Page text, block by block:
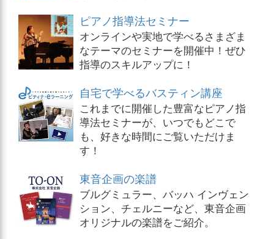
ピアノ指導法セミナー
オンラインや実地で学べるさまざま
なテーマのセミナーを開催中！ぜひ
指導のスキルアップに！
自宅で学べるバスティン講座
これまでに開催した豊富なピアノ指
導法セミナーが、いつでもどこで
も、好きな時間にご覧いただけま
す！
東音企画の楽譜
ブルグミュラー、バッハ インヴェン
ション、チェルニーなど、東音企画
オリジナルの楽譜をご紹介。